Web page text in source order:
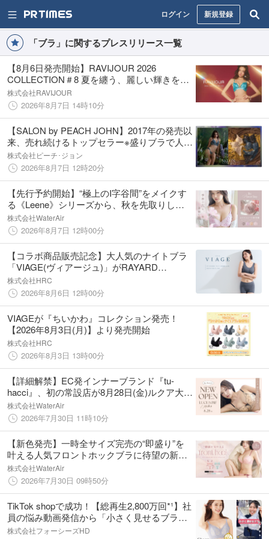
ログイン 新規登録
「ブラ」に関するプレスリリース一覧
【8月6日発売開始】RAVIJOUR 2026
COLLECTION＃8 夏を纏う、麗しい輝きを響
かせるランジェリーコレクション
株式会社RAVIJOUR
2026年8月7日 14時10分
【SALON by PEACH JOHN】2017年の発売以
来、売れ続けるトップセラー※盛りブラで人気
の「ヨーロピアンコルセッタ」シリーズ秋の
新作が発売！SNSプレゼントキャンペーンも
スタート！
株式会社ピーチ･ジョン
2026年8月7日 12時20分
【先行予約開始】“極上のI字谷間”をメイクす
る《Leene》シリーズから、秋を先取りした
「コスモスレースブラ」が先着特典付きで新
登場
株式会社WaterAir
2026年8月7日 12時00分
【コラボ商品販売記念】大人気のナイトブラ
「VIAGE(ヴィアージュ)」がRAYARD
MIYASHITA PARKの「THE [ ] STORE」で
期間限定POPUP SHOPを開催！
株式会社HRC
2026年8月6日 12時00分
VIAGEが『ちいかわ』コレクション発売！
【2026年8月3日(月)】より発売開始
株式会社HRC
2026年8月3日 13時00分
【詳細解禁】EC発インナーブランド『tu-
hacci』、初の常設店が8月28日(金)ルクア大阪
に待望のグランドオープン！
株式会社WaterAir
2026年7月30日 11時10分
【新色発売】一時全サイズ完売の“即盛り”を
叶える人気フロントホックブラに待望の新
色！バイカラーのリボンがアクセントに。
株式会社WaterAir
2026年7月30日 09時50分
TikTok shopで成功！【総再生2,800万回*¹】社
員の悩み動画発信から「小さく見せるブラ」
が半年で6,000枚、さらに急加速で1万枚突破
株式会社フォーシーズHD